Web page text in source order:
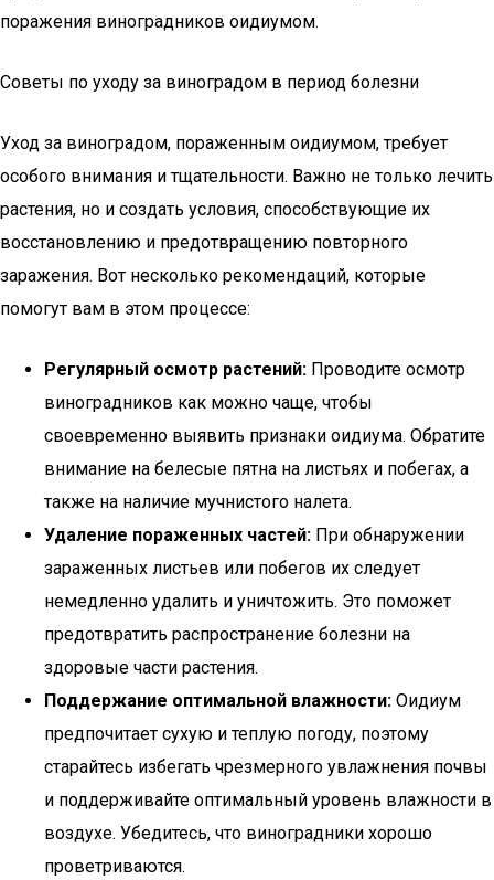
поражения виноградников оидиумом.
Советы по уходу за виноградом в период болезни
Уход за виноградом, пораженным оидиумом, требует
особого внимания и тщательности. Важно не только лечить
растения, но и создать условия, способствующие их
восстановлению и предотвращению повторного
заражения. Вот несколько рекомендаций, которые
помогут вам в этом процессе:
Регулярный осмотр растений: Проводите осмотр
виноградников как можно чаще, чтобы
своевременно выявить признаки оидиума. Обратите
внимание на белесые пятна на листьях и побегах, а
также на наличие мучнистого налета.
Удаление пораженных частей: При обнаружении
зараженных листьев или побегов их следует
немедленно удалить и уничтожить. Это поможет
предотвратить распространение болезни на
здоровые части растения.
Поддержание оптимальной влажности: Оидиум
предпочитает сухую и теплую погоду, поэтому
старайтесь избегать чрезмерного увлажнения почвы
и поддерживайте оптимальный уровень влажности в
воздухе. Убедитесь, что виноградники хорошо
проветриваются.